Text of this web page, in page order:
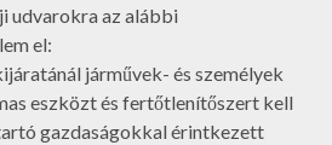
udvarokra az alábbi
el:
járművek- és személyek
eszközt és fertőtlenítőszert kell
gazdaságokkal érintkezett